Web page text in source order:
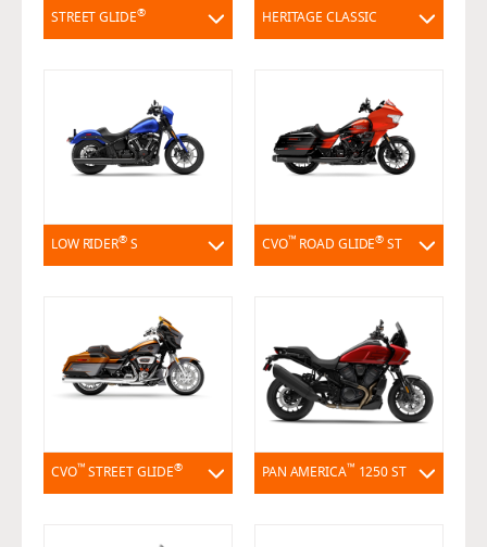
STREET GLIDE® HERITAGE CLASSIC
LOW RIDER®S CVO™ ROAD GLIDE®ST
CVO™STREET GLIDE® PAN AMERICA™ 1250 ST